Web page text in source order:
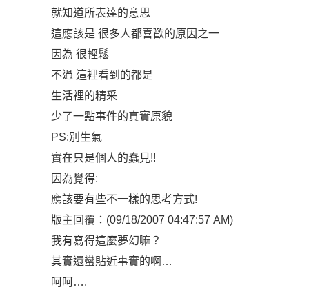
就知道所表達的意思
這應該是 很多人都喜歡的原因之一
因為 很輕鬆
不過 這裡看到的都是
生活裡的精采
少了一點事件的真實原貌
PS:別生氣
實在只是個人的蠢見!!
因為覺得:
應該要有些不一樣的思考方式!
版主回覆：(09/18/2007 04:47:57 AM)
我有寫得這麼夢幻嘛？
其實還蠻貼近事實的啊…
呵呵….